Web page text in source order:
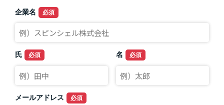
企業名
氏 名
メールアドレス